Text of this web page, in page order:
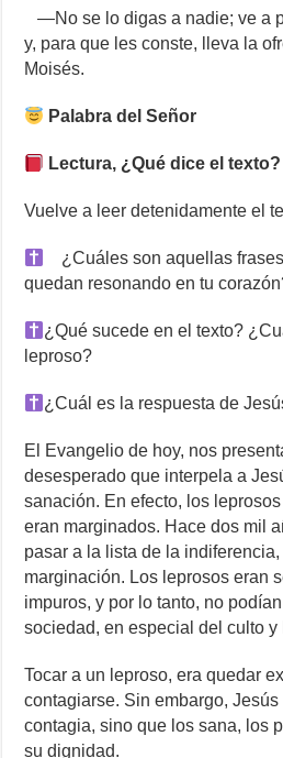
—No se lo digas a nadie; ve a
y, para que les conste, lleva la
Moisés.
Palabra del Señor
Lectura, ¿Qué dice el texto?
Vuelve a leer detenidamente el
¿Cuáles son aquellas
quedan resonando en tu
¿Qué sucede en el texto?
leproso?
¿Cuál es la respuesta de
El Evangelio de hoy, nos
desesperado que interpela a
sanación. En efecto, los
eran marginados. Hace dos mil
pasar a la lista de la
marginación. Los leprosos eran
impuros, y por lo tanto, no
sociedad, en especial del culto y
Tocar a un leproso, era quedar
contagiarse. Sin embargo,
contagia, sino que los sana, los
su dignidad.